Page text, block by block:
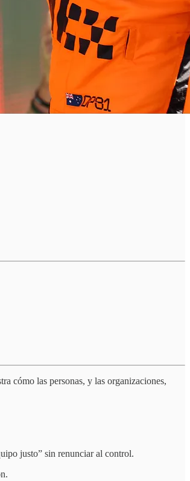
cómo las personas, y las organizaciones,
justo” sin renunciar al control.